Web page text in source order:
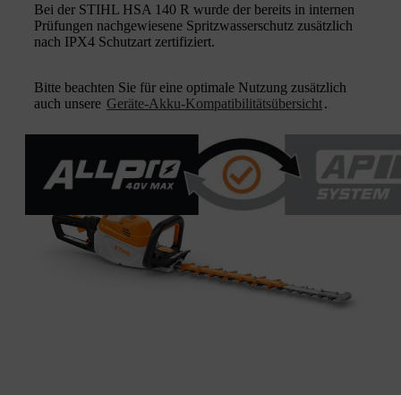
Bei der STIHL HSA 140 R wurde der bereits in internen
Prüfungen nachgewiesene Spritzwasserschutz zusätzlich
nach IPX4 Schutzart zertifiziert.
Bitte beachten Sie für eine optimale Nutzung zusätzlich
auch unsere Geräte-Akku-Kompatibilitätsübersicht.